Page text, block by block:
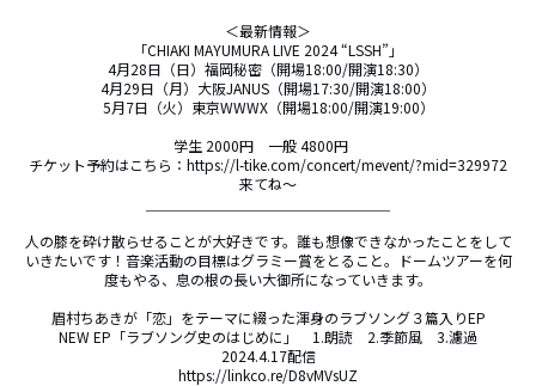
＜最新情報＞
「CHIAKI MAYUMURA LIVE 2024 “LSSH”」
4月28日（日）福岡秘密（開場18:00/開演18:30）
4月29日（月）大阪JANUS（開場17:30/開演18:00）
5月7日（火）東京WWWX（開場18:00/開演19:00）
学生 2000円　一般 4800円
チケット予約はこちら：https://l-tike.com/concert/mevent/?mid=329972
来てね〜
人の膝を砕け散らせることが大好きです。誰も想像できなかったことをして
いきたいです！音楽活動の目標はグラミー賞をとること。ドームツアーを何
度もやる、息の根の長い大御所になっていきます。
眉村ちあきが「恋」をテーマに綴った渾身のラブソング３篇入りEP
NEW EP「ラブソング史のはじめに」　1.朗読　2.季節風　3.濾過
2024.4.17配信
https://linkco.re/D8vMVsUZ